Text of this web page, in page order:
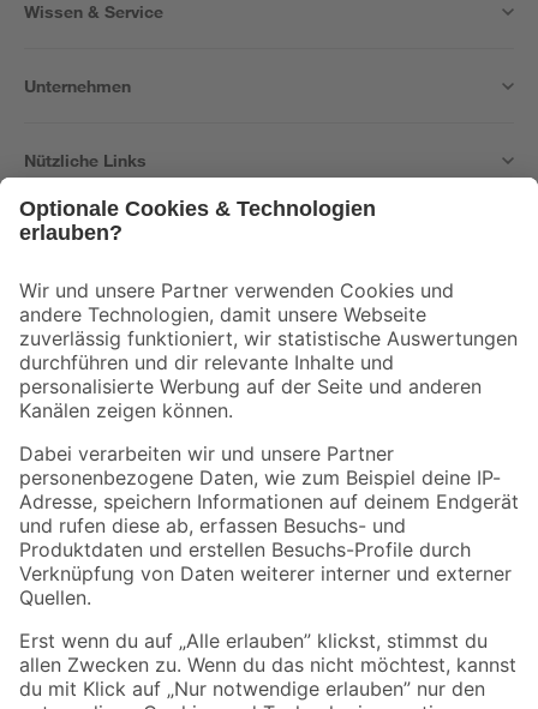
Wissen & Service
Unternehmen
Nützliche Links
Der toom Newsletter: Keine Angebote und Aktionen mehr verpassen!
Zur Newsletter Anmeldung
Folge uns
Zahlungsarten Versandarten
Sicher einkaufen
Jetzt die toom-App herunterladen